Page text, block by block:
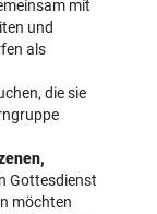
mit
und
als
die sie
Gottesdienst
möchten